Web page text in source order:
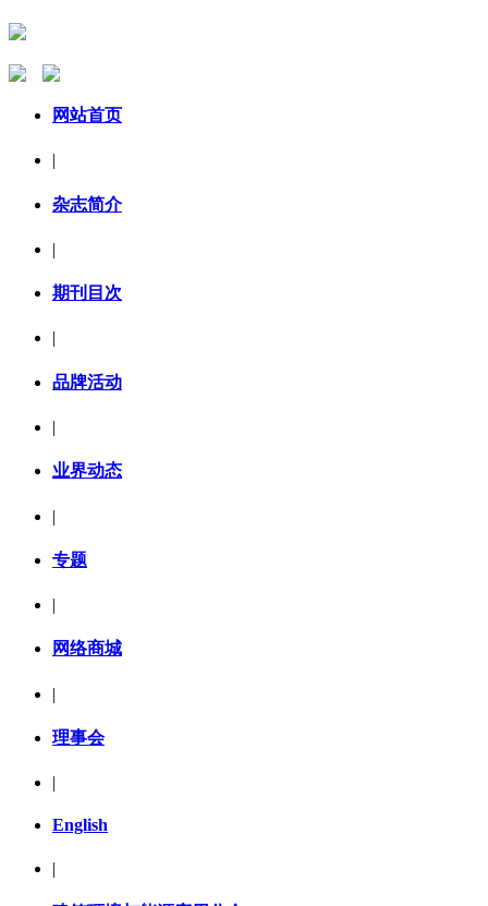
网站首页
|
杂志简介
|
期刊目次
品牌活动
|
业界动态
|
专题
|
网络商城
|
理事会
|
English
|